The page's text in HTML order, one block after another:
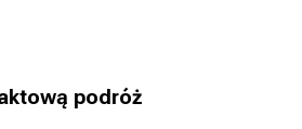
podróż